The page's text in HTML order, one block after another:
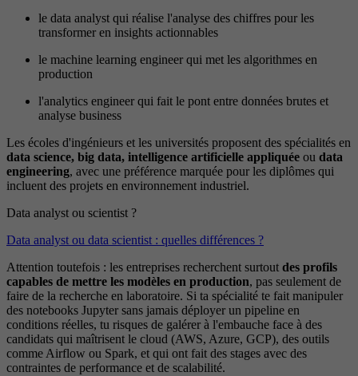
le data analyst qui réalise l'analyse des chiffres pour les
transformer en insights actionnables
le machine learning engineer qui met les algorithmes en
production
l'analytics engineer qui fait le pont entre données brutes et
analyse business
Les écoles d'ingénieurs et les universités proposent des spécialités en
data science, big data, intelligence artificielle appliquée ou data
engineering, avec une préférence marquée pour les diplômes qui
incluent des projets en environnement industriel.
Data analyst ou scientist ?
Data analyst ou data scientist : quelles différences ?
Attention toutefois : les entreprises recherchent surtout des profils
capables de mettre les modèles en production, pas seulement de
faire de la recherche en laboratoire. Si ta spécialité te fait manipuler
des notebooks Jupyter sans jamais déployer un pipeline en
conditions réelles, tu risques de galérer à l'embauche face à des
candidats qui maîtrisent le cloud (AWS, Azure, GCP), des outils
comme Airflow ou Spark, et qui ont fait des stages avec des
contraintes de performance et de scalabilité.